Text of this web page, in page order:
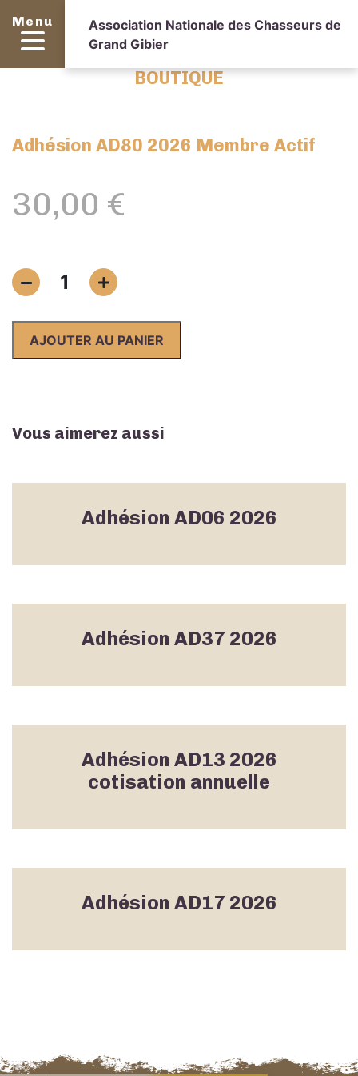
Menu
Association Nationale des Chasseurs de
Grand Gibier
BOUTIQUE
Adhésion AD80 2026 Membre Actif
30,00 €
quantité
de
AD80
2026
1
AJOUTER AU PANIER
Vous aimerez aussi
Adhésion AD06 2026
Adhésion AD37 2026
Adhésion AD13 2026
cotisation annuelle
Adhésion AD17 2026